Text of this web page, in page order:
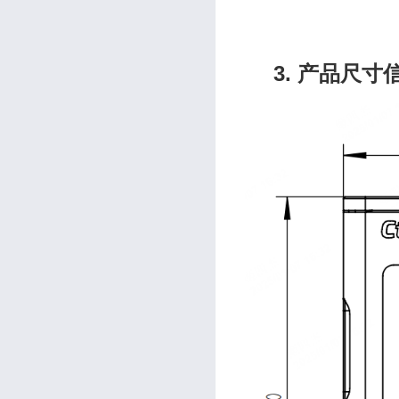
3. 产品尺寸